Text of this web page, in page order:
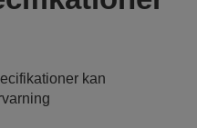
kan